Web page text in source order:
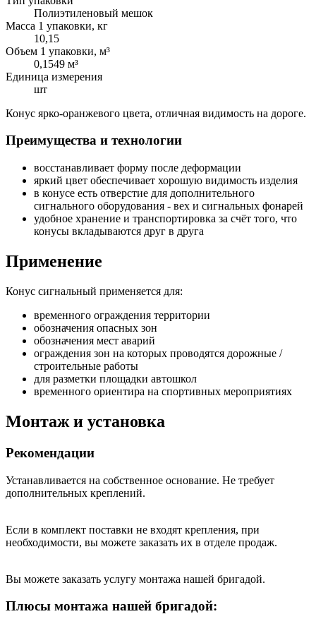
Полиэтиленовый мешок
Масса 1 упаковки, кг
10,15
Объем 1 упаковки, м³
0,1549 м³
Единица измерения
шт
Конус ярко-оранжевого цвета, отличная видимость на дороге.
Преимущества и технологии
восстанавливает форму после деформации
яркий цвет обеспечивает хорошую видимость изделия
в конусе есть отверстие для дополнительного
сигнального оборудования - вех и сигнальных фонарей
удобное хранение и транспортировка за счёт того, что
конусы вкладываются друг в друга
Применение
Конус сигнальный применяется для:
временного ограждения территории
обозначения опасных зон
обозначения мест аварий
ограждения зон на которых проводятся дорожные /
строительные работы
для разметки площадки автошкол
временного ориентира на спортивных мероприятиях
Монтаж и установка
Рекомендации
Устанавливается на собственное основание. Не требует
дополнительных креплений.
Если в комплект поставки не входят крепления, при
необходимости, вы можете заказать их в отделе продаж.
Вы можете заказать услугу монтажа нашей бригадой.
Плюсы монтажа нашей бригадой: